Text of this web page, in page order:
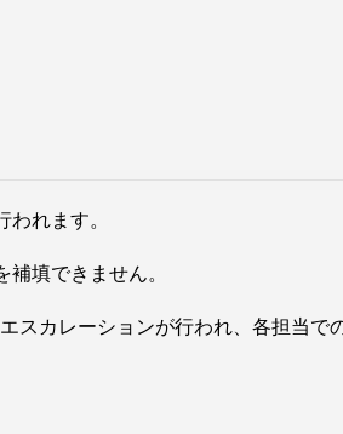
れます。
填できません。
スカレーションが行われ、各担当で